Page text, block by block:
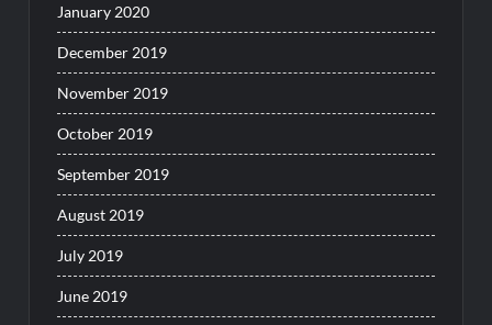
January 2020
December 2019
November 2019
October 2019
September 2019
August 2019
July 2019
June 2019